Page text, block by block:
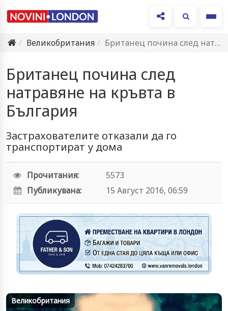
Великобритания
Британец почина след натравяне на кръвта в България
Британец почина след
натравяне на кръвта в
България
Застрахователите отказали да го
транспортират у дома
Прочитания:
5573
Публикувана:
15 Август 2016, 06:59
Великобритания